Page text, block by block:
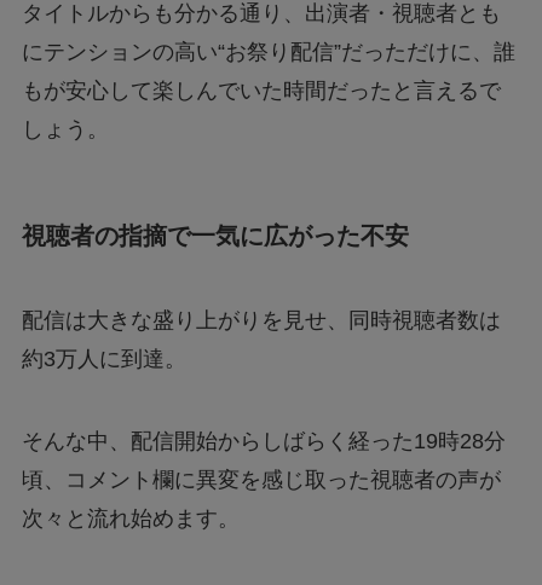
なぜ？
タイトルからも分かる通り、出演者・視聴者とも
にテンションの高い“お祭り配信”だっただけに、誰
もが安心して楽しんでいた時間だったと言えるで
しょう。
視聴者の指摘で一気に広がった不安
配信は大きな盛り上がりを見せ、同時視聴者数は
約3万人に到達。
そんな中、配信開始からしばらく経った19時28分
頃、コメント欄に異変を感じ取った視聴者の声が
次々と流れ始めます。